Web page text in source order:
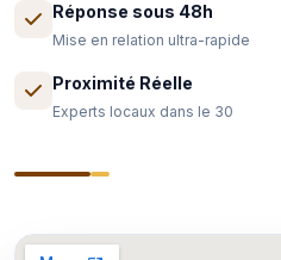
Réponse sous 48h
Mise en relation ultra-rapide
Proximité Réelle
Experts locaux dans le 30